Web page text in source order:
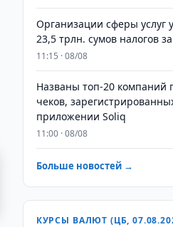
Организации сферы услуг
23,5 трлн. сумов налогов
11:15 · 08/08
Названы топ-20 компаний
чеков,
приложении Soliq
11:00 · 08/08
Больше новостей →
КУРСЫ ВАЛЮТ (ЦБ,